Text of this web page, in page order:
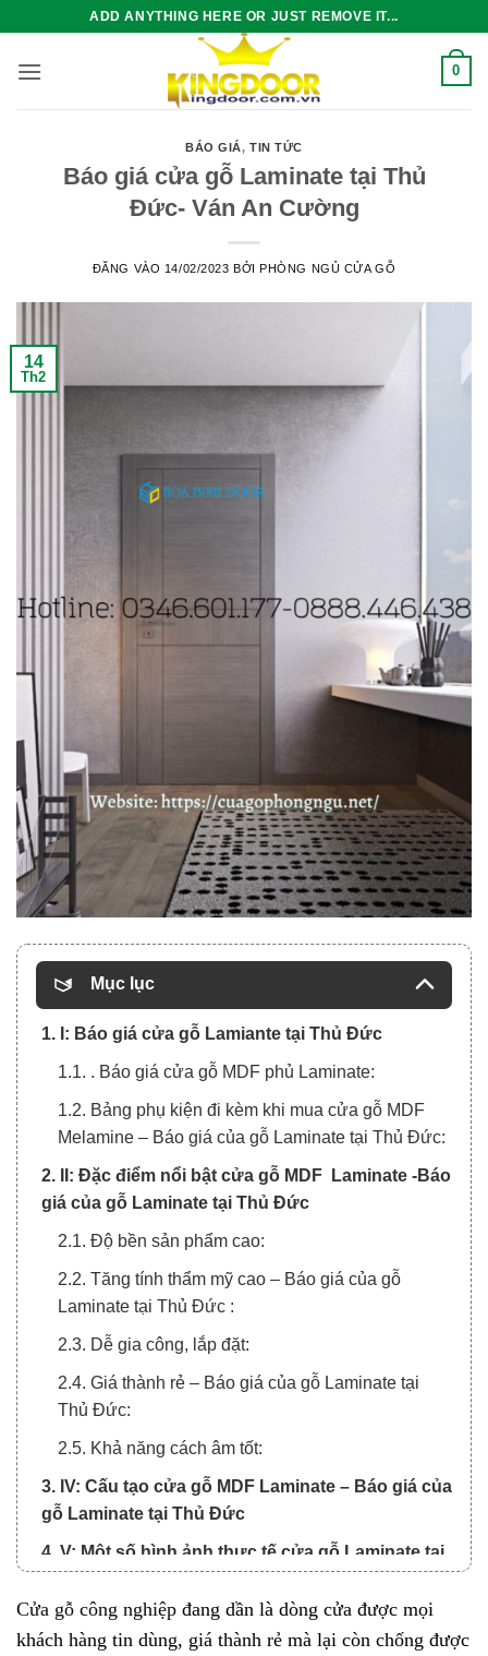
nội
ADD ANYTHING HERE OR JUST REMOVE IT...
0
BÁO GIÁ,TIN TỨC
Báo giá cửa gỗ Laminate tại Thủ
Đức- Ván An Cường
ĐĂNG VÀO 14/02/2023 BỞIPHÒNG NGỦ CỬA GỖ
14
Th2
Mục lục
1. I: Báo giá cửa gỗ Lamiante tại Thủ Đức
1.1. . Báo giá cửa gỗ MDF phủ Laminate:
1.2. Bảng phụ kiện đi kèm khi mua cửa gỗ MDF
Melamine – Báo giá của gỗ Laminate tại Thủ Đức:
2. II: Đặc điểm nổi bật cửa gỗ MDF Laminate -Báo
giá của gỗ Laminate tại Thủ Đức
2.1. Độ bền sản phẩm cao:
2.2. Tăng tính thẩm mỹ cao – Báo giá của gỗ
Laminate tại Thủ Đức :
2.3. Dễ gia công, lắp đặt:
2.4. Giá thành rẻ – Báo giá của gỗ Laminate tại
Thủ Đức:
2.5. Khả năng cách âm tốt:
3. IV: Cấu tạo cửa gỗ MDF Laminate – Báo giá của
gỗ Laminate tại Thủ Đức
4. V: Một số hình ảnh thực tế cửa gỗ Laminate tại
5. VI: Một số mẫu cửa tại Hoabinhdoor có thế
tham khảo thêm- Báo giá cửa gỗ Laminate tại Thủ
Cửa gỗ công nghiệp đang dần là dòng cửa được mọi
khách hàng tin dùng, giá thành rẻ mà lại còn chống được